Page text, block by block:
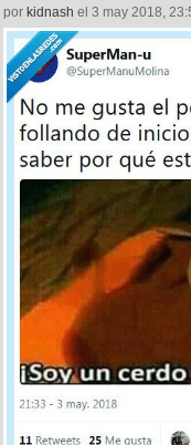
por kidnash el 3 may 2018,